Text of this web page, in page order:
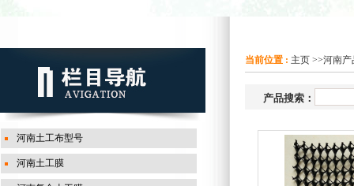
河南土工布型号
河南土工膜
当前位置 : 主页 >>河南产
产品搜索：